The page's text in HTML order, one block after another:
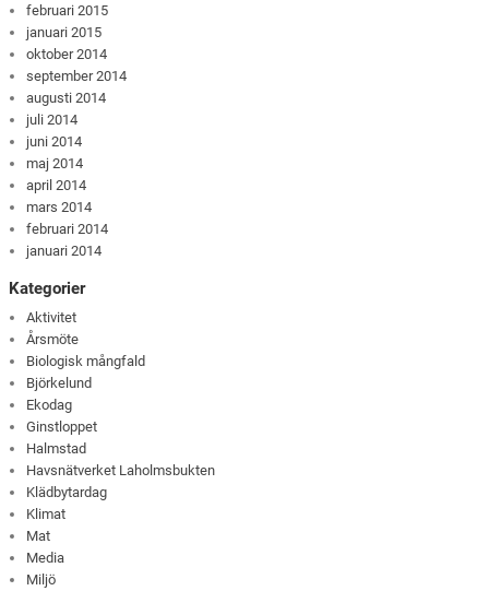
februari 2015
januari 2015
oktober 2014
september 2014
augusti 2014
juli 2014
juni 2014
maj 2014
april 2014
mars 2014
februari 2014
januari 2014
Kategorier
Aktivitet
Årsmöte
Biologisk mångfald
Björkelund
Ekodag
Ginstloppet
Halmstad
Havsnätverket Laholmsbukten
Klädbytardag
Klimat
Mat
Media
Miljö